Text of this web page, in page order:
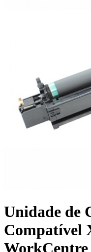
Unidade de
Compatível